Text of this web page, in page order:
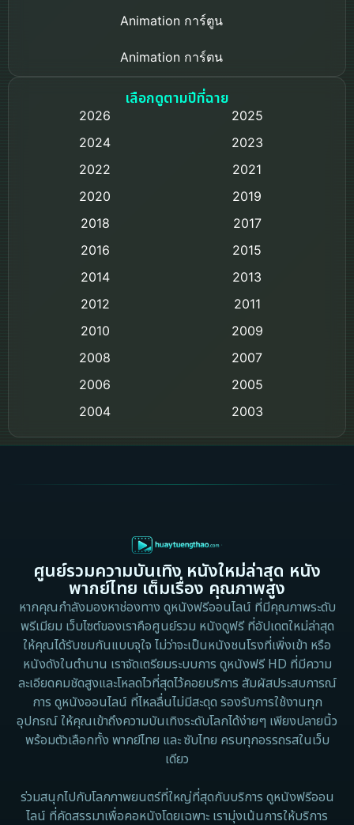
Animation การ์ตูน
Animation การ์ตูน
Based on a True Story เรื่องจริง
Detective สืบสวน
Disaster
Disney+
Documentary สารคดี
Documentary สารคดี
Drama ดราม่า
Drama ดราม่า
Dystopian
เลือกดูตามปีที่ฉาย
2026
2025
2024
2023
2022
2021
2020
2019
2018
2017
2016
2015
2014
2013
2012
2011
2010
2009
2008
2007
2006
2005
2004
2003
2002
2000
1983
1982
1971
1962
ศูนย์รวมความบันเทิง หนังใหม่ล่าสุด หนัง
พากย์ไทย เต็มเรื่อง คุณภาพสูง
หากคุณกำลังมองหาช่องทาง ดูหนังฟรีออนไลน์ ที่มีคุณภาพระดับ
พรีเมียม เว็บไซต์ของเราคือศูนย์รวม หนังดูฟรี ที่อัปเดตใหม่ล่าสุด
ให้คุณได้รับชมกันแบบจุใจ ไม่ว่าจะเป็นหนังชนโรงที่เพิ่งเข้า หรือ
หนังดังในตำนาน เราจัดเตรียมระบบการ ดูหนังฟรี HD ที่มีความ
ละเอียดคมชัดสูงและโหลดไวที่สุดไว้คอยบริการ สัมผัสประสบการณ์
การ ดูหนังออนไลน์ ที่ไหลลื่นไม่มีสะดุด รองรับการใช้งานทุก
อุปกรณ์ ให้คุณเข้าถึงความบันเทิงระดับโลกได้ง่ายๆ เพียงปลายนิ้ว
พร้อมตัวเลือกทั้ง พากย์ไทย และ ซับไทย ครบทุกอรรถรสในเว็บ
เดียว
ร่วมสนุกไปกับโลกภาพยนตร์ที่ใหญ่ที่สุดกับบริการ ดูหนังฟรีออน
ไลน์ ที่คัดสรรมาเพื่อคอหนังโดยเฉพาะ เรามุ่งเน้นการให้บริการ